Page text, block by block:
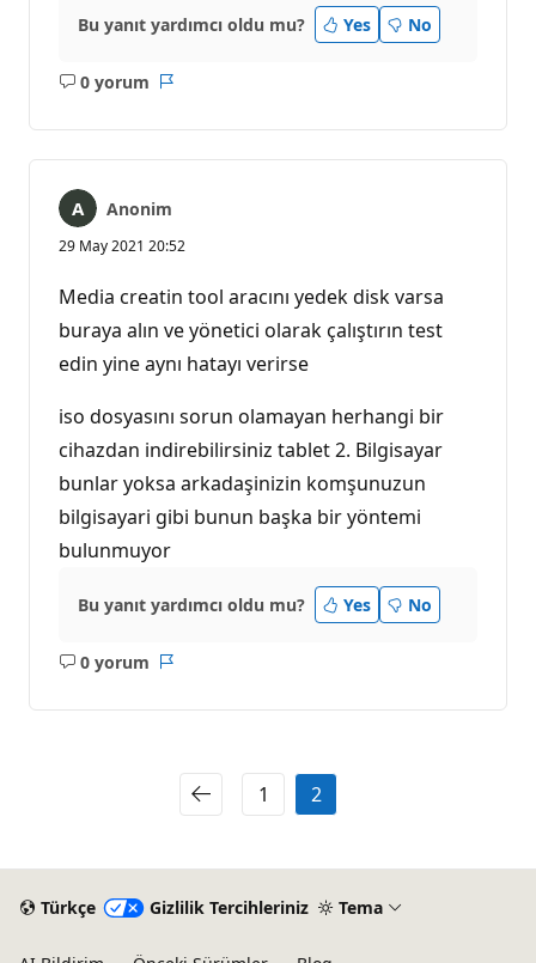
Bu yanıt yardımcı oldu mu? Yes No
0 yorum
Açıklama
Anonim
29 May 2021 20:52
Media creatin tool aracını yedek disk varsa
buraya alın ve yönetici olarak çalıştırın test
edin yine aynı hatayı verirse
iso dosyasını sorun olamayan herhangi bir
cihazdan indirebilirsiniz tablet 2. Bilgisayar
bunlar yoksa arkadaşinizin komşunuzun
bilgisayari gibi bunun başka bir yöntemi
bulunmuyor
Bu yanıt yardımcı oldu mu? Yes No
0 yorum
Açıklama
1 2
Türkçe Gizlilik Tercihleriniz Tema